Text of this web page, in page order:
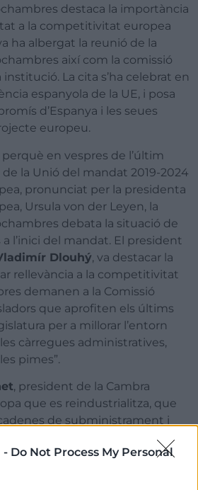
- Do Not Process My Personal
destaca la importància
a la competitivitat europea
ha albergat la reunió de la
així com la comissió
La cita s’ha celebrat en
espanyola de la UE, i posa
d’Espanya i les seues
europeu.
en vespres de l’últim
de la Unió del mandat 2019-2024
pronunciat per la presidenta
Ursula von der Leyen, la
debata la situació de
l’inici del mandat. El president
Dlouhý, va destacar la
rellevància a la competitivitat
demanen a la Comissió
que aprofiten els últims
per a millorar l’entorn
càrregues administratives,
pimes”.
, president de la Cambra
que es reindustrialitza, que
de subministrament i
reforça el seu compromís
actuals requereixen una